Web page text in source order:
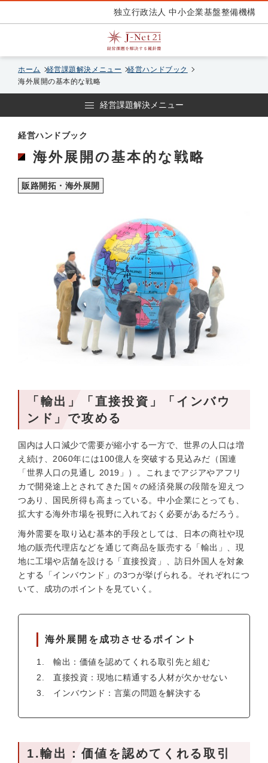
独立行政法人 中小企業基盤整備機構
ホーム 経営課題解決メニュー
経営ハンドブック
海外展開の基本的な戦略
経営課題解決メニュー
経営ハンドブック
海外展開の基本的な戦略
販路開拓・海外展開
「輸出」「直接投資」「インバウ
ンド」で攻める
国内は人口減少で需要が縮小する一方で、世界の人口は増
え続け、2060年には100億人を突破する見込みだ（国連
「世界人口の見通し 2019」）。これまでアジアやアフリ
カで開発途上とされてきた国々の経済発展の段階を迎えつ
つあり、国民所得も高まっている。中小企業にとっても、
拡大する海外市場を視野に入れておく必要があるだろう。
海外需要を取り込む基本的手段としては、日本の商社や現
地の販売代理店などを通じて商品を販売する「輸出」、現
地に工場や店舗を設ける「直接投資」、訪日外国人を対象
とする「インバウンド」の3つが挙げられる。それぞれにつ
いて、成功のポイントを見ていく。
海外展開を成功させるポイント
輸出：価値を認めてくれる取引先と組む
直接投資：現地に精通する人材が欠かせない
インバウンド：言葉の問題を解決する
1.輸出：価値を認めてくれる取引